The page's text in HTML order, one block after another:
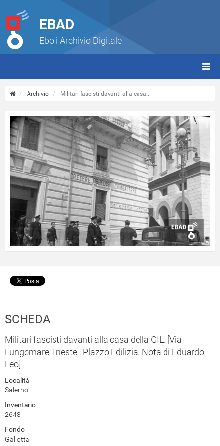
EBAD
Eboli Archivio Digitale
Archivio Militari fascisti davanti alla casa...
SCHEDA
Militari fascisti davanti alla casa della GIL. [Via
Lungomare Trieste . Plazzo Edilizia. Nota di Eduardo
Leo]
Località
Salerno
Inventario
2648
Fondo
Gallotta